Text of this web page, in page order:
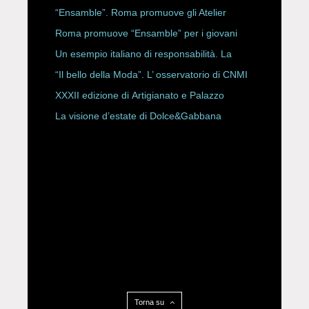
ROBERTA ANGELILLI
“Ensamble”. Roma promuove gli Atelier
Storici
Roma promuove “Ensamble” per i giovani
Un esempio italiano di responsabilità. La
Rete Slow Fiber
“Il bello della Moda”. L’ osservatorio di CNMI
XXXII edizione di Artigianato e Palazzo
La visione d’estate di Dolce&Gabbana
Torna su